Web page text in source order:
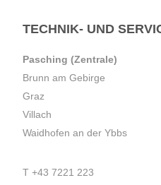
TECHNIK- UND
Pasching (Zentrale)
Brunn am Gebirge
Graz
Villach
Waidhofen an der Ybbs
T +43 7221 223